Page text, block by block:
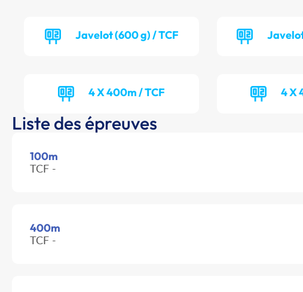
Javelot (600 g) / TCF
4 X 400m / TCF 4 X
Liste des épreuves
100m
TCF -
400m
TCF -